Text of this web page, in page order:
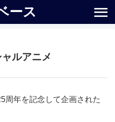
ース
ルアニメ
周年を記念して企画された